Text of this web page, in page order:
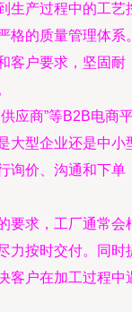
生产过程中的工艺
格的质量管理体系
客户要求，坚固耐
应商”等B2B电商
大型企业还是中小
询价、沟通和下单
要求，工厂通常会
力按时交付。同时
客户在加工过程中